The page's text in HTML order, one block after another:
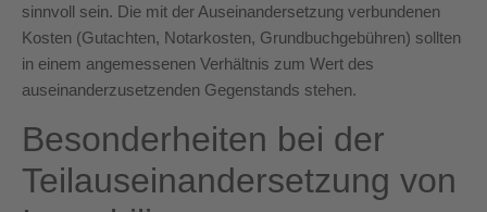
sinnvoll sein. Die mit der Auseinandersetzung verbundenen
Kosten (Gutachten, Notarkosten, Grundbuchgebühren) sollten
in einem angemessenen Verhältnis zum Wert des
auseinanderzusetzenden Gegenstands stehen.
Besonderheiten bei der
Teilauseinandersetzung von